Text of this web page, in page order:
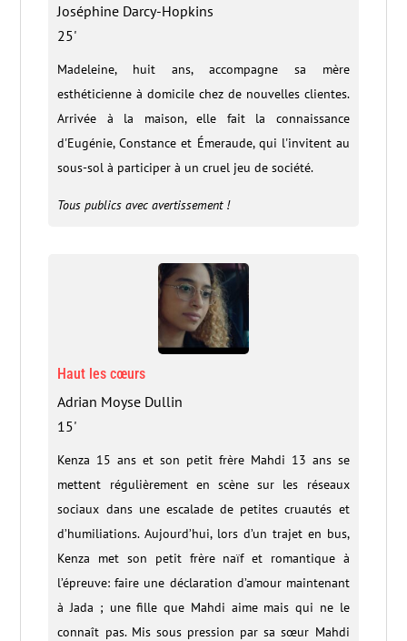
Joséphine Darcy-Hopkins
25'
Madeleine, huit ans, accompagne sa mère
esthéticienne à domicile chez de nouvelles clientes.
Arrivée à la maison, elle fait la connaissance
d'Eugénie, Constance et Émeraude, qui l'invitent au
sous-sol à participer à un cruel jeu de société.
Tous publics avec avertissement !
Haut les cœurs
Adrian Moyse Dullin
15'
Kenza 15 ans et son petit frère Mahdi 13 ans se
mettent régulièrement en scène sur les réseaux
sociaux dans une escalade de petites cruautés et
d’humiliations. Aujourd’hui, lors d’un trajet en bus,
Kenza met son petit frère naïf et romantique à
l’épreuve: faire une déclaration d’amour maintenant
à Jada ; une fille que Mahdi aime mais qui ne le
connaît pas. Mis sous pression par sa sœur Mahdi